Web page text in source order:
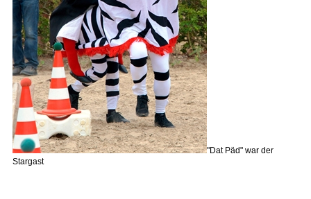
"Dat Päd" war der
Stargast